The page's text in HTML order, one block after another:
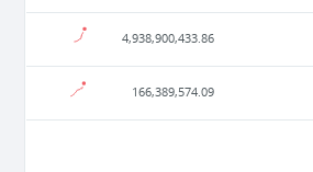
4,938,900,433.86
166,389,574.09